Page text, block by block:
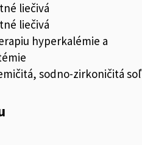
liečivá
liečivá
hyperkalémie a
sodno-zirkoničitá soľ